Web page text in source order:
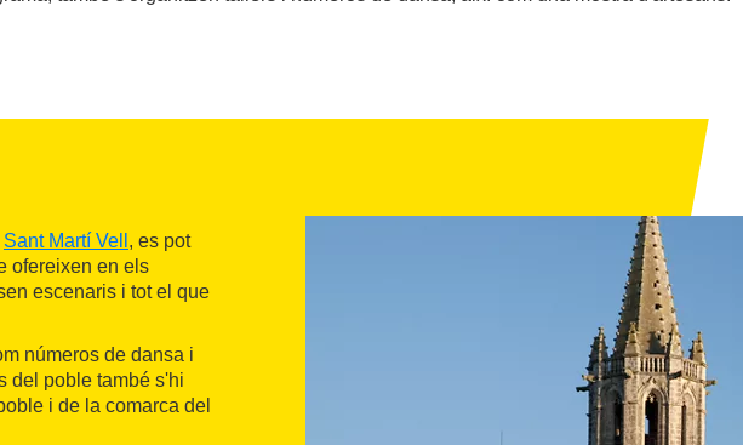
Sant Martí Vell , es pot
ofereixen en els
escenaris i tot el que
números de dansa i
del poble també s'hi
i de la comarca del